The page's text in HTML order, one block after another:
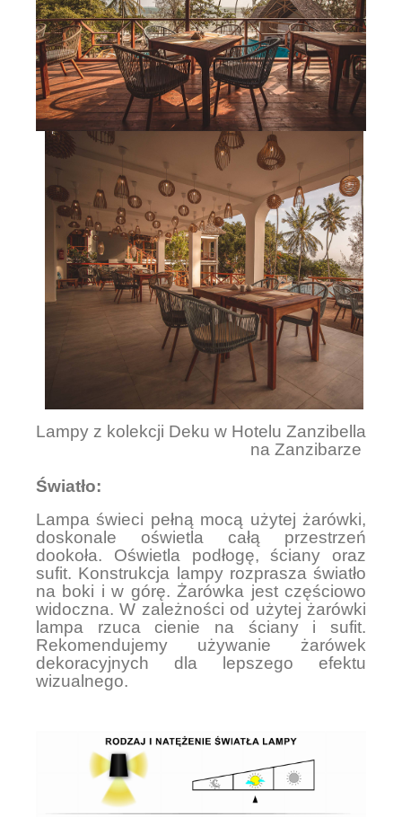
Lampy z kolekcji Deku w Hotelu Zanzibella
na Zanzibarze
Światło:
Lampa świeci pełną mocą użytej żarówki,
doskonale oświetla całą przestrzeń
dookoła. Oświetla podłogę, ściany oraz
sufit. Konstrukcja lampy rozprasza światło
na boki i w górę. Żarówka jest częściowo
widoczna. W zależności od użytej żarówki
lampa rzuca cienie na ściany i sufit.
Rekomendujemy używanie żarówek
dekoracyjnych dla lepszego efektu
wizualnego.